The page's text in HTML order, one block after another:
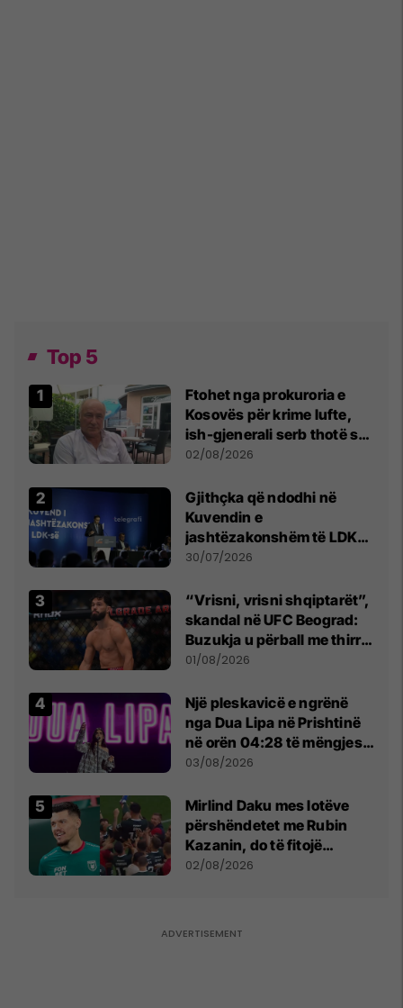
Top 5
Ftohet nga prokuroria e
Kosovës për krime lufte,
ish-gjenerali serb thotë se
dikush e tradhtoi në
02/08/2026
Gjithçka që ndodhi në
Kuvendin e
jashtëzakonshëm të LDK-
së
30/07/2026
“Vrisni, vrisni shqiptarët”,
skandal në UFC Beograd:
Buzukja u përball me thirrje
anti-shqiptare nga
01/08/2026
Një pleskavicë e ngrënë
nga Dua Lipa në Prishtinë
në orën 04:28 të mëngjesit
- dhe bota digjitale serbe
03/08/2026
Mirlind Daku mes lotëve
përshëndetet me Rubin
Kazanin, do të fitojë
miliona te Spartak Moska
02/08/2026